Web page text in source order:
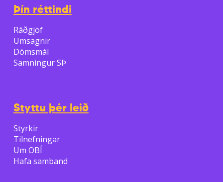
Þín réttindi
Ráðgjöf
Umsagnir
Dómsmál
Samningur SÞ
Styttu þér leið
Styrkir
Tilnefningar
Um ÖBÍ
Hafa samband